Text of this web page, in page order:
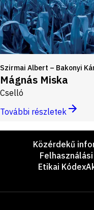
Szirmai Albert – Bakonyi
Mágnás Miska
Cselló
További részletek
LáblécKözérdekű
Etikai Kódex